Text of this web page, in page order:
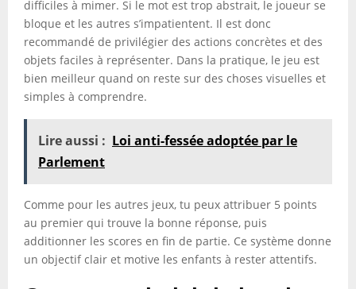
difficiles à mimer. Si le mot est trop abstrait, le joueur se
bloque et les autres s’impatientent. Il est donc
recommandé de privilégier des actions concrètes et des
objets faciles à représenter. Dans la pratique, le jeu est
bien meilleur quand on reste sur des choses visuelles et
simples à comprendre.
Lire aussi : Loi anti-fessée adoptée par le
Parlement
Comme pour les autres jeux, tu peux attribuer 5 points
au premier qui trouve la bonne réponse, puis
additionner les scores en fin de partie. Ce système donne
un objectif clair et motive les enfants à rester attentifs.